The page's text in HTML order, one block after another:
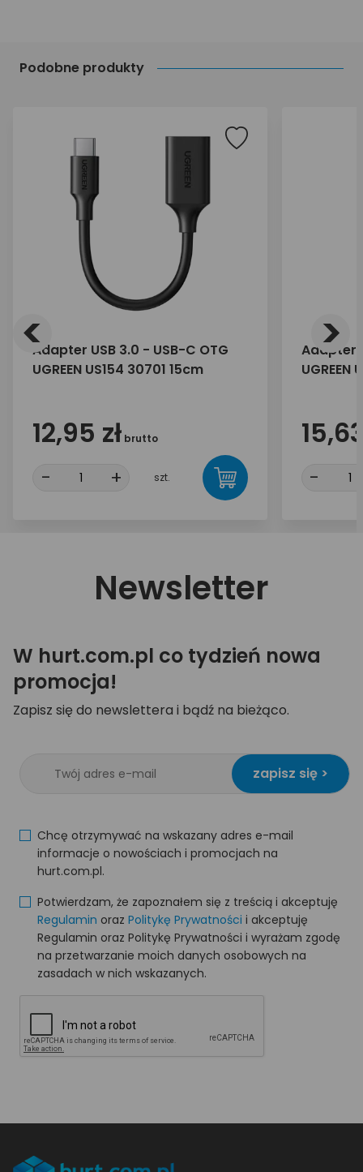
Podobne produkty
Adapter USB 3.0 - USB-C OTG
UGREEN US154 30701 15cm
12,95 zł brutto
- + szt.
Adapter
UGREEN
-
< >
Newsletter
W hurt.com.pl co tydzień nowa
promocja!
Zapisz się do newslettera i bądź na bieżąco.
zapisz się >
Chcę otrzymywać na wskazany adres e-mail
informacje o nowościach i promocjach na
hurt.com.pl.
Potwierdzam, że zapoznałem się z treścią i akceptuję
Regulamin oraz Politykę Prywatności i akceptuję
Regulamin oraz Politykę Prywatności i wyrażam zgodę
na przetwarzanie moich danych osobowych na
zasadach w nich wskazanych.